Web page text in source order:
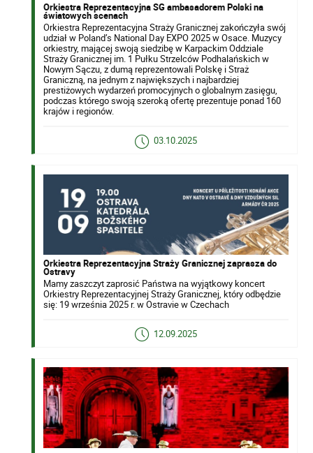
Orkiestra Reprezentacyjna SG ambasadorem Polski na
światowych scenach
Orkiestra Reprezentacyjna Straży Granicznej zakończyła swój
udział w Poland’s National Day EXPO 2025 w Osace. Muzycy
orkiestry, mającej swoją siedzibę w Karpackim Oddziale
Straży Granicznej im. 1 Pułku Strzelców Podhalańskich w
Nowym Sączu, z dumą reprezentowali Polskę i Straż
Graniczną, na jednym z największych i najbardziej
prestiżowych wydarzeń promocyjnych o globalnym zasięgu,
podczas którego swoją szeroką ofertę prezentuje ponad 160
krajów i regionów.
03.10.2025
Orkiestra Reprezentacyjna Straży Granicznej zaprasza do
Ostravy
Mamy zaszczyt zaprosić Państwa na wyjątkowy koncert
Orkiestry Reprezentacyjnej Straży Granicznej, który odbędzie
się: 19 września 2025 r. w Ostravie w Czechach
12.09.2025